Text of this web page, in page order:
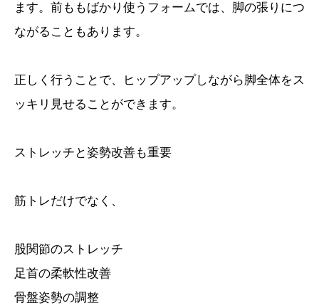
ます。前ももばかり使うフォームでは、脚の張りにつ
ながることもあります。
正しく行うことで、ヒップアップしながら脚全体をス
ッキリ見せることができます。
ストレッチと姿勢改善も重要
筋トレだけでなく、
股関節のストレッチ
足首の柔軟性改善
骨盤姿勢の調整